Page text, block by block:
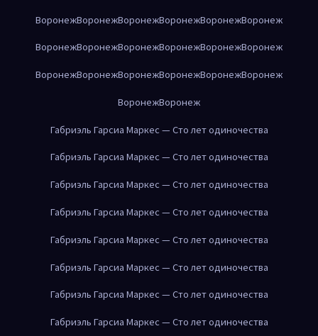
ВоронежВоронежВоронежВоронежВоронежВоронеж
ВоронежВоронежВоронежВоронежВоронежВоронеж
ВоронежВоронежВоронежВоронежВоронежВоронеж
ВоронежВоронеж
Габриэль Гарсиа Маркес — Сто лет одиночества
Габриэль Гарсиа Маркес — Сто лет одиночества
Габриэль Гарсиа Маркес — Сто лет одиночества
Габриэль Гарсиа Маркес — Сто лет одиночества
Габриэль Гарсиа Маркес — Сто лет одиночества
Габриэль Гарсиа Маркес — Сто лет одиночества
Габриэль Гарсиа Маркес — Сто лет одиночества
Габриэль Гарсиа Маркес — Сто лет одиночества